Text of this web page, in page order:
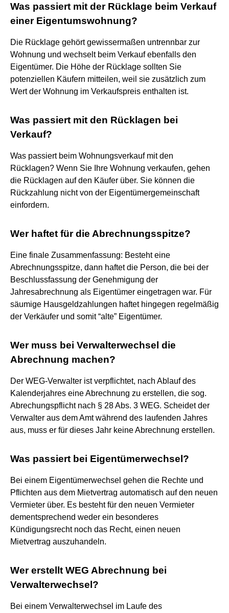
Was passiert mit der Rücklage beim Verkauf
einer Eigentumswohnung?
Die Rücklage gehört gewissermaßen untrennbar zur
Wohnung und wechselt beim Verkauf ebenfalls den
Eigentümer. Die Höhe der Rücklage sollten Sie
potenziellen Käufern mitteilen, weil sie zusätzlich zum
Wert der Wohnung im Verkaufspreis enthalten ist.
Was passiert mit den Rücklagen bei
Verkauf?
Was passiert beim Wohnungsverkauf mit den
Rücklagen? Wenn Sie Ihre Wohnung verkaufen, gehen
die Rücklagen auf den Käufer über. Sie können die
Rückzahlung nicht von der Eigentümergemeinschaft
einfordern.
Wer haftet für die Abrechnungsspitze?
Eine finale Zusammenfassung: Besteht eine
Abrechnungsspitze, dann haftet die Person, die bei der
Beschlussfassung der Genehmigung der
Jahresabrechnung als Eigentümer eingetragen war. Für
säumige Hausgeldzahlungen haftet hingegen regelmäßig
der Verkäufer und somit “alte” Eigentümer.
Wer muss bei Verwalterwechsel die
Abrechnung machen?
Der WEG-Verwalter ist verpflichtet, nach Ablauf des
Kalenderjahres eine Abrechnung zu erstellen, die sog.
Abrechungspflicht nach § 28 Abs. 3 WEG. Scheidet der
Verwalter aus dem Amt während des laufenden Jahres
aus, muss er für dieses Jahr keine Abrechnung erstellen.
Was passiert bei Eigentümerwechsel?
Bei einem Eigentümerwechsel gehen die Rechte und
Pflichten aus dem Mietvertrag automatisch auf den neuen
Vermieter über. Es besteht für den neuen Vermieter
dementsprechend weder ein besonderes
Kündigungsrecht noch das Recht, einen neuen
Mietvertrag auszuhandeln.
Wer erstellt WEG Abrechnung bei
Verwalterwechsel?
Bei einem Verwalterwechsel im Laufe des